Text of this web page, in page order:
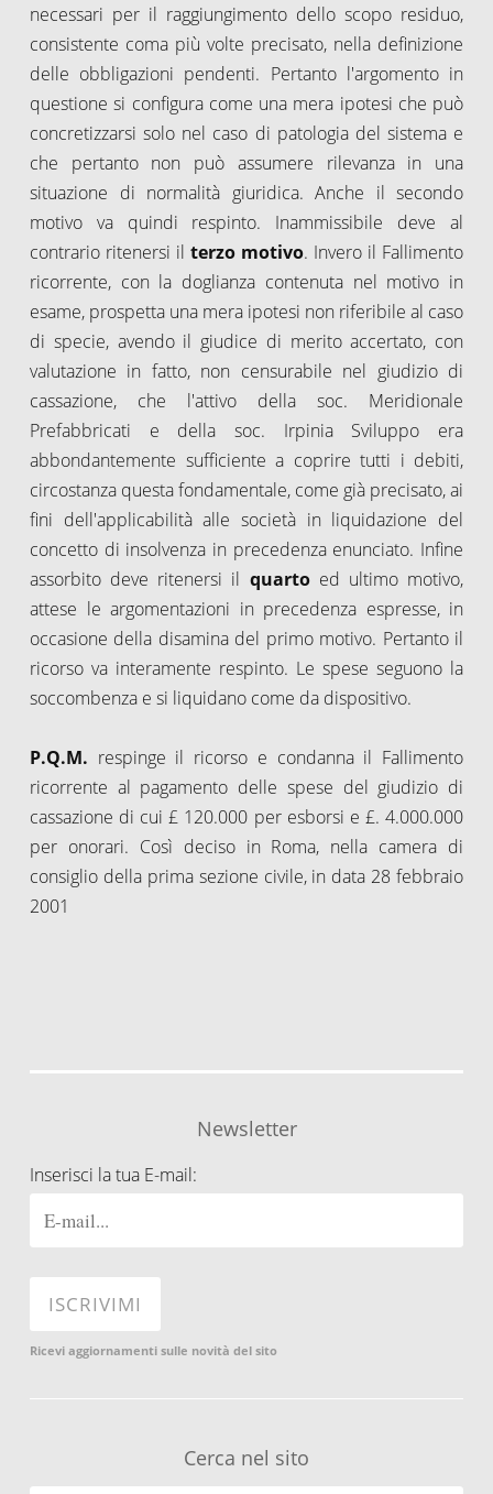
necessari per il raggiungimento dello scopo residuo,
consistente coma più volte precisato, nella definizione
delle obbligazioni pendenti. Pertanto l'argomento in
questione si configura come una mera ipotesi che può
concretizzarsi solo nel caso di patologia del sistema e
che pertanto non può assumere rilevanza in una
situazione di normalità giuridica. Anche il secondo
motivo va quindi respinto. Inammissibile deve al
contrario ritenersi il terzo motivo. Invero il Fallimento
ricorrente, con la doglianza contenuta nel motivo in
esame, prospetta una mera ipotesi non riferibile al caso
di specie, avendo il giudice di merito accertato, con
valutazione in fatto, non censurabile nel giudizio di
cassazione, che l'attivo della soc. Meridionale
Prefabbricati e della soc. Irpinia Sviluppo era
abbondantemente sufficiente a coprire tutti i debiti,
circostanza questa fondamentale, come già precisato, ai
fini dell'applicabilità alle società in liquidazione del
concetto di insolvenza in precedenza enunciato. Infine
assorbito deve ritenersi il quartoed ultimo motivo,
attese le argomentazioni in precedenza espresse, in
occasione della disamina del primo motivo. Pertanto il
ricorso va interamente respinto. Le spese seguono la
soccombenza e si liquidano come da dispositivo.
P.Q.M. respinge il ricorso e condanna il Fallimento
ricorrente al pagamento delle spese del giudizio di
cassazione di cui £ 120.000 per esborsi e £. 4.000.000
per onorari. Così deciso in Roma, nella camera di
consiglio della prima sezione civile, in data 28 febbraio
2001
Newsletter
Inserisci la tua E-mail:
Ricevi aggiornamenti sulle novità del sito
Cerca nel sito